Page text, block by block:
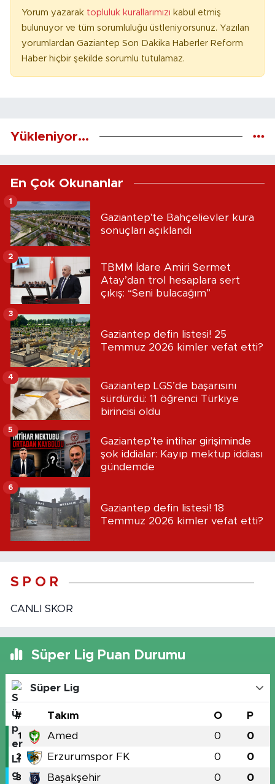
Yorum yazarak topluluk kurallarımızı kabul etmiş
bulunuyor ve tüm sorumluluğu üstleniyorsunuz. Yazılan
yorumlardan Gaziantep Son Dakika Haberler Reform
Haber hiçbir şekilde sorumlu tutulamaz.
Yükleniyor...
En Çok Okunanlar
Gaziantep'te Bahçelievler kura
sonuçları açıklandı
1
TBMM İdare Amiri Sermet
Atay’dan trol hesaplara sert
çıkış: “Seni bulacağım”
2
Gaziantep defin listesi! 25
Temmuz 2026 kimler vefat etti?
3
Gaziantep LGS’de başarısını
sürdürdü: 11 öğrenci Türkiye
birincisi oldu
4
Gaziantep'te intihar girişiminde
şok iddialar: Kayıp mektup iddiası
gündemde
5
Gaziantep defin listesi! 18
Temmuz 2026 kimler vefat etti?
6
S P O R
CANLI SKOR
Süper Lig Puan Durumu
Süper Lig
# Takım O P
1 Amed 0 0
2 Erzurumspor FK 0 0
3 Başakşehir 0 0